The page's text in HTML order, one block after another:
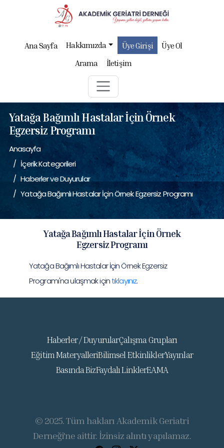
Ana Sayfa Hakkımızda Üye Girişi
Üye Ol
Arama
İletişim
Yatağa Bağımlı Hastalar İçin Örnek
Egzersiz Programı
Anasayfa
İçerik Kategorileri
Haberler ve Duyurular
Yatağa Bağımlı Hastalar İçin Örnek Egzersiz Programı
Yatağa Bağımlı Hastalar İçin Örnek
Egzersiz Programı
Yatağa Bağımlı Hastalar İçin Örnek Egzersiz
Programı'na ulaşmak içintıklayınız.
Haberler / DuyurularÇalışma Grupları
Eğitim MateryalleriBilimsel EtkinliklerYayınlar
Basında BizFaydalı LinklerEAMA
© 2025. Tüm hakları Akademik Geriatri
Derneği'ne aittir. İzinsiz alıntı yapılamaz.